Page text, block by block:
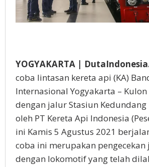
YOGYAKARTA |
coba lintasan kereta api (KA)
Internasional Yogyakarta – Kulon
dengan jalur Stasiun Kedundang
oleh PT Kereta Api Indonesia
ini Kamis 5 Agustus 2021
coba ini merupakan
dengan lokomotif yang telah